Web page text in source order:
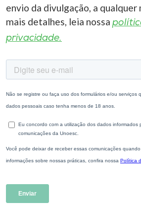
envio da divulgação, a qualquer
mais detalhes, leia nossa
privacidade.